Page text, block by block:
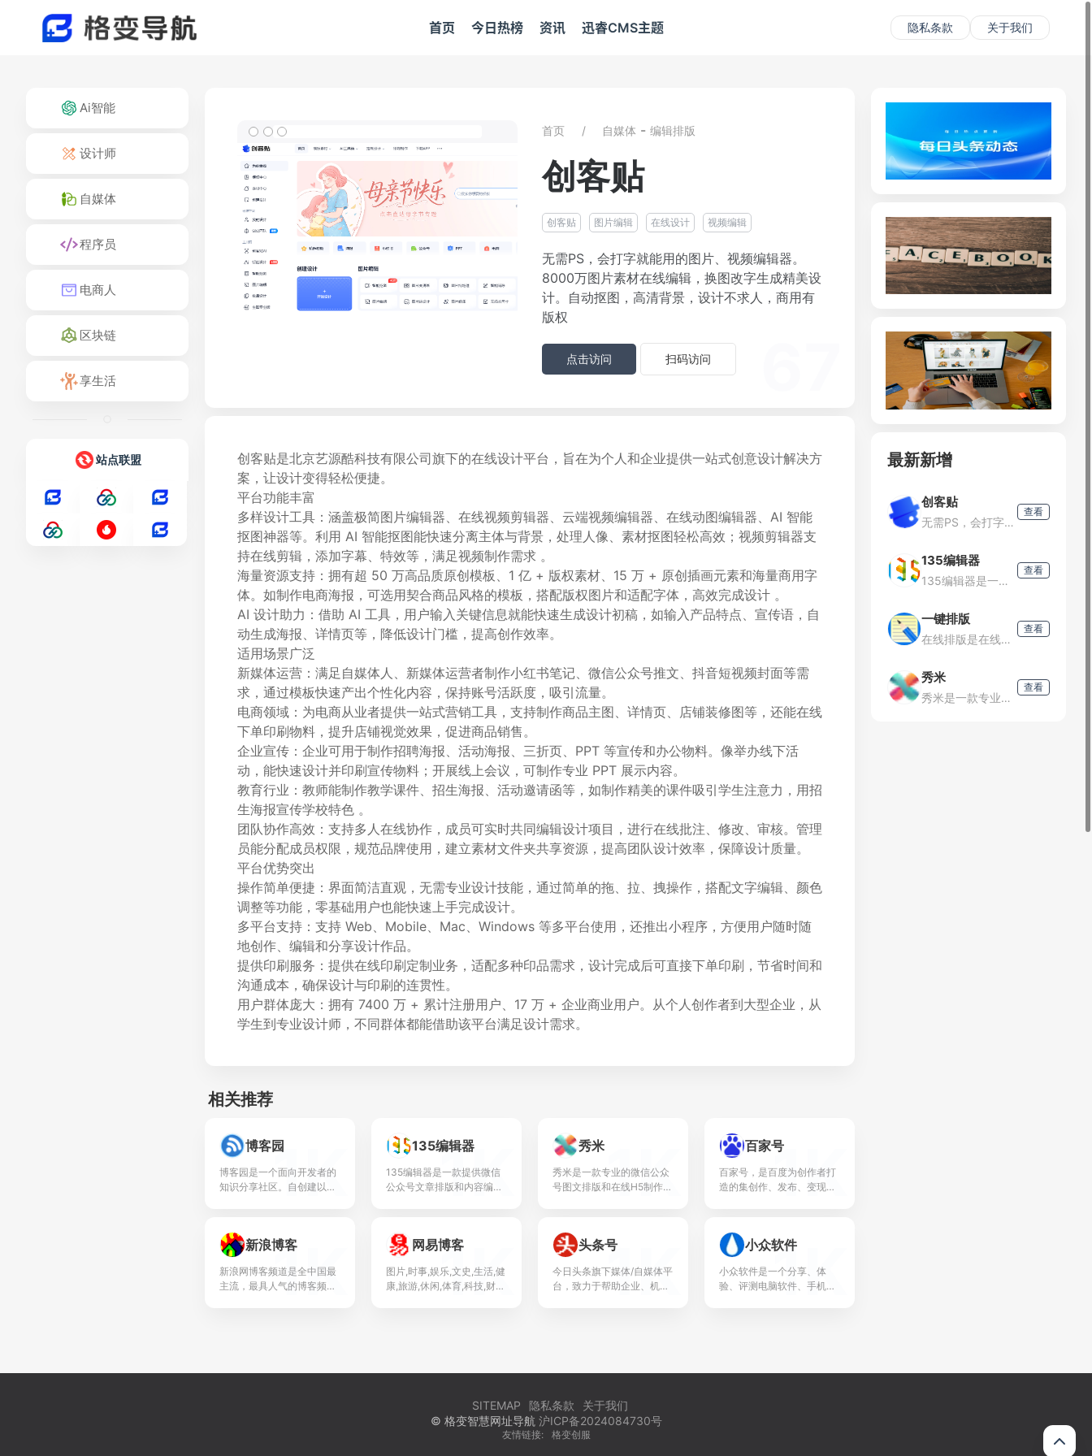
首页 今日热榜 资讯 迅睿CMS主题 隐私条款 关于我们
Ai智能
设计师
自媒体
程序员
电商人
区块链
享生活
站点联盟
首页 自媒体 - 编辑排版
创客贴
创客贴 图片编辑 在线设计 视频编辑
无需PS，会打字就能用的图片、视频编辑器。
8000万图片素材在线编辑，换图改字生成精美设
计。自动抠图，高清背景，设计不求人，商用有
版权
点击访问 扫码访问
创客贴是北京艺源酷科技有限公司旗下的在线设计平台，旨在为个人和企业提供一站式创意设计解决方
案，让设计变得轻松便捷。
平台功能丰富
多样设计工具：涵盖极简图片编辑器、在线视频剪辑器、云端视频编辑器、在线动图编辑器、AI 智能
抠图神器等。利用 AI 智能抠图能快速分离主体与背景，处理人像、素材抠图轻松高效；视频剪辑器支
持在线剪辑，添加字幕、特效等，满足视频制作需求 。
海量资源支持：拥有超 50 万高品质原创模板、1 亿 + 版权素材、15 万 + 原创插画元素和海量商用字
体。如制作电商海报，可选用契合商品风格的模板，搭配版权图片和适配字体，高效完成设计 。
AI 设计助力：借助 AI 工具，用户输入关键信息就能快速生成设计初稿，如输入产品特点、宣传语，自
动生成海报、详情页等，降低设计门槛，提高创作效率。
适用场景广泛
新媒体运营：满足自媒体人、新媒体运营者制作小红书笔记、微信公众号推文、抖音短视频封面等需
求，通过模板快速产出个性化内容，保持账号活跃度，吸引流量。
电商领域：为电商从业者提供一站式营销工具，支持制作商品主图、详情页、店铺装修图等，还能在线
下单印刷物料，提升店铺视觉效果，促进商品销售。
企业宣传：企业可用于制作招聘海报、活动海报、三折页、PPT 等宣传和办公物料。像举办线下活
动，能快速设计并印刷宣传物料；开展线上会议，可制作专业 PPT 展示内容。
教育行业：教师能制作教学课件、招生海报、活动邀请函等，如制作精美的课件吸引学生注意力，用招
生海报宣传学校特色 。
团队协作高效：支持多人在线协作，成员可实时共同编辑设计项目，进行在线批注、修改、审核。管理
员能分配成员权限，规范品牌使用，建立素材文件夹共享资源，提高团队设计效率，保障设计质量。
平台优势突出
操作简单便捷：界面简洁直观，无需专业设计技能，通过简单的拖、拉、拽操作，搭配文字编辑、颜色
调整等功能，零基础用户也能快速上手完成设计。
多平台支持：支持 Web、Mobile、Mac、Windows 等多平台使用，还推出小程序，方便用户随时随
地创作、编辑和分享设计作品。
提供印刷服务：提供在线印刷定制业务，适配多种印品需求，设计完成后可直接下单印刷，节省时间和
沟通成本，确保设计与印刷的连贯性。
用户群体庞大：拥有 7400 万 + 累计注册用户、17 万 + 企业商业用户。从个人创作者到大型企业，从
学生到专业设计师，不同群体都能借助该平台满足设计需求。
相关推荐
博客园
博客园是一个面向开发者的
知识分享社区。自创建以
技术交流社区，推动并帮助
开发者通过互联网分享知
识，...
1K 135编辑器
135编辑器是一款提供微信
公众号文章排版和内容编辑
图片素材编辑、图片水印、
一键排版等功能，轻松编...
1K 秀米
秀米是一款专业的微信公众
号图文排版和在线H5制作工
文页面，让用户能够轻松制
作出与众不同的内容，从...
1K 百家号
百家号，是百度为创作者打
造的集创作、发布、变现于
运营新阵地。
1K
新浪博客
新浪网博客频道是全中国最
主流，最具人气的博客频
1K 网易博客
图片,时事,娱乐,文史,生活,健
康,旅游,休闲,体育,科技,财
1K 头条号
今日头条旗下媒体/自媒体平
台，致力于帮助企业、机
1K 小众软件
小众软件是一个分享、体
验、评测电脑软件、手机应
1K
最新新增
创客贴
无需PS，会打字就能用的图片、视频编辑器。8000万图片素材在线编辑，换图改字生成精美设计。自动抠图，高清背景，设计不求人，商用有版权
查看
135编辑器
135编辑器是一款提供微信公众号文章排版和内容编辑的在线工具，样式丰富，支持秒刷、收藏样式和颜色、图片素材编辑、图片水印、一键排版等功能，轻松编辑微信公众号图文。
查看
一键排版
在线排版是在线免费网编一键排版工具,可以帮助我们快速将文本,文章一键排版,删除空格.段落格式化,简繁体转换以及统计字数。无需注册安装,打开即用免注册登陆,提高文字排版工作效率.
查看
秀米
秀米是一款专业的微信公众号图文排版和在线H5制作工具，它提供了丰富的页面模板和组件，以及独有的长图文页面，让用户能够轻松制作出与众不同的内容，从而打动目标受众。秀米的主要功能图文排版：提供原创模板素材
查看
SITEMAP 隐私条款
关于我们
© 格变智慧网址导航 沪ICP备2024084730号
友情链接: 格变创服